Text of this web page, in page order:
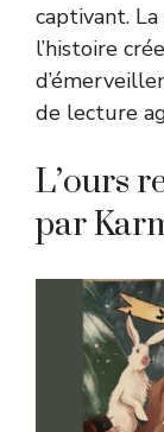
captivant.
l’histoire
de lecture
L’ours
par